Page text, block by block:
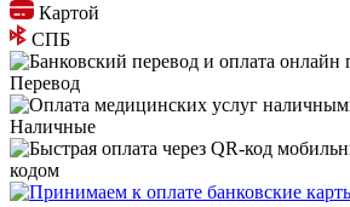
Картой
СПБ
Перевод
Наличные
кодом